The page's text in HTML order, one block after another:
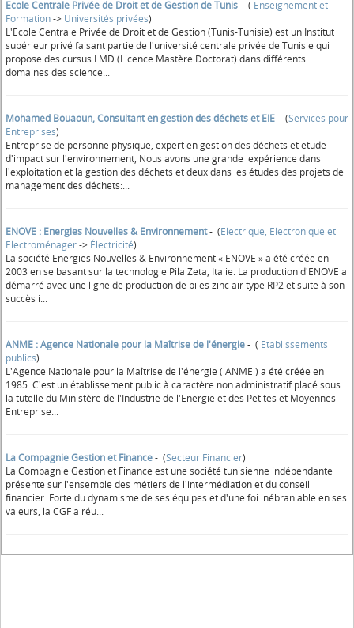
Ecole Centrale Privée de Droit et de Gestion de Tunis- ( Enseignement et
Formation-> Universités privées)
L'Ecole Centrale Privée de Droit et de Gestion (Tunis-Tunisie) est un Institut
supérieur privé faisant partie de l'université centrale privée de Tunisie qui
propose des cursus LMD (Licence Mastère Doctorat) dans différents
domaines des science...
Mohamed Bouaoun, Consultant en gestion des déchets et EIE- (Services pour
Entreprises)
Entreprise de personne physique, expert en gestion des déchets et etude
d'impact sur l'environnement, Nous avons une grande expérience dans
l'exploitation et la gestion des déchets et deux dans les études des projets de
management des déchets:...
ENOVE : Energies Nouvelles & Environnement- (Electrique, Electronique et
Electroménager-> Électricité)
La société Energies Nouvelles & Environnement « ENOVE » a été créée en
2003 en se basant sur la technologie Pila Zeta, Italie. La production d'ENOVE a
démarré avec une ligne de production de piles zinc air type RP2 et suite à son
succès i...
ANME : Agence Nationale pour la Maîtrise de l'énergie- ( Etablissements
publics)
L'Agence Nationale pour la Maîtrise de l'énergie ( ANME ) a été créée en
1985. C'est un établissement public à caractère non administratif placé sous
la tutelle du Ministère de l'Industrie de l'Energie et des Petites et Moyennes
Entreprise...
La Compagnie Gestion et Finance- (Secteur Financier)
La Compagnie Gestion et Finance est une société tunisienne indépendante
présente sur l'ensemble des métiers de l'intermédiation et du conseil
financier. Forte du dynamisme de ses équipes et d'une foi inébranlable en ses
valeurs, la CGF a réu...